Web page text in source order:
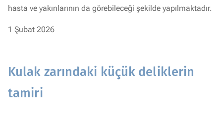
hasta ve yakınlarının da görebileceği şekilde yapılmaktadır.
1 Şubat 2026
Kulak zarındaki küçük deliklerin
tamiri